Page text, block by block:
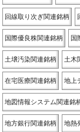
回線取り次ぎ関連銘柄
国際優良株関連銘柄 国
土壌汚染関連銘柄 土木
在宅医療関連銘柄 地上
地図情報システム関連銘
地方銀行関連銘柄 地熱